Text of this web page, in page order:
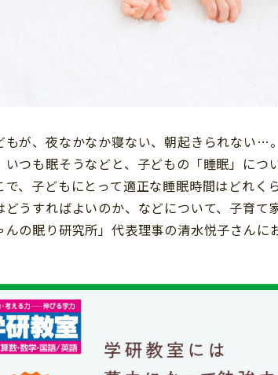
もが、夜なかなか寝ない、朝起きられない…
いつも眠そうなどと、子どもの「睡眠」につ
で、子どもにとって適正な睡眠時間はどれく
どうすればよいのか、などについて、子育
んの眠り研究所」代表理事の清水悦子さんに